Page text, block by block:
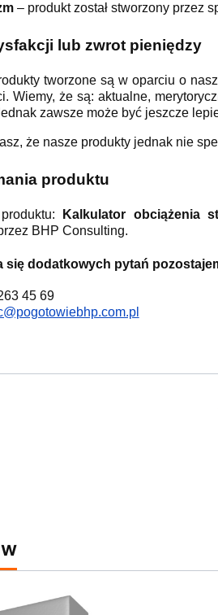
– produkt został stworzony przez
lub zwrot pieniędzy
tworzone są w oparciu o
Wiemy, że są: aktualne,
zawsze może być jeszcze
że nasze produkty jednak nie
produktu
Kalkulator obciążenia
BHP Consulting.
się dodatkowych pytań
45 69